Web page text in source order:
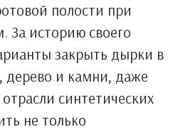
полости при
историю своего
закрыть дырки в
дерево и камни, даже
синтетических
не только